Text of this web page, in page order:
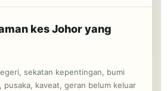
kes Johor yang
sekatan kepentingan, bumi
pusaka, kaveat, geran belum keluar